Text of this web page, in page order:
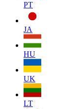
PT
JA
HU
UK
LT